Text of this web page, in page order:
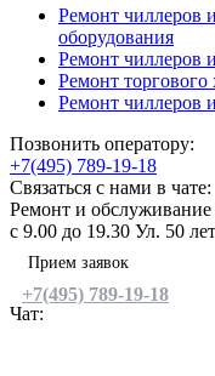
Ремонт чиллеров
оборудования
Ремонт чиллеров
Ремонт торгового
Ремонт чиллеров
Позвонить оператору:
+7(495) 789-19-18
Связаться с нами в чате:
Ремонт и обслуживание
c 9.00 до 19.30 Ул. 50
Прием заявок
+7(495) 789-19-18
Чат: